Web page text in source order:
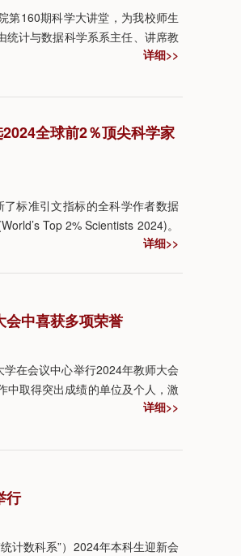
第160期科学大讲堂，为我校师生
统计与数据科学系系主任、讲席教
详细>>
全球前2％顶尖科学家
标准引文指标的全科学作者数据
Top 2% Scientists 2024)。
括被引数（区分自引和他引）、H
详细>>
会中喜获多项荣誉
在会议中心举行2024年教师大会
中取得突出成绩的单位及个人，激
国建设、民族复兴伟业而不懈奋
“发展贡献奖”。
详细>>
行
计数科系”）2024年本科生迎新会